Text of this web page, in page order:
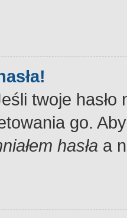
twoje
go.
hasła a